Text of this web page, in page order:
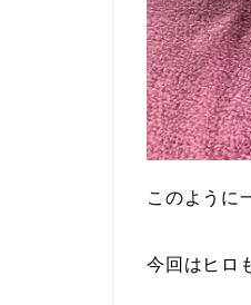
このように
今回はヒロ